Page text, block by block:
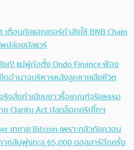
เตือนภัยแฮกเกอร์กำลังใช้ BNB Chain
ปล่อยมัลแวร์
ก์! แม่ผู้ก่อตั้ง Ondo Finance ฟ้อง
ดอำนาจบริหารหลังลูกชายเสียชีวิต
ริง สั่งทำเนียบขาวรื้อเกณฑ์จริยธรรม
Clarity Act ปลดล็อกคริปโทฯ
เทขาย Bitcoin เพราะกลัวภัยควอน
ากลับพุ่งทะลุ 65,000 ดอลลาร์อีกครั้ง